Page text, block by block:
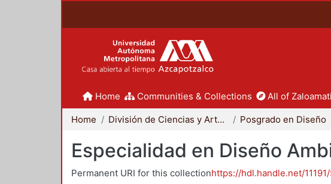
Home Communities & Collections All of Zaloamati
Home División de Ciencias y Artes para el Diseño Posgrado en Diseño
Especialidad en Diseño
Permanent URI for this collectionhttps://hdl.handle.net/